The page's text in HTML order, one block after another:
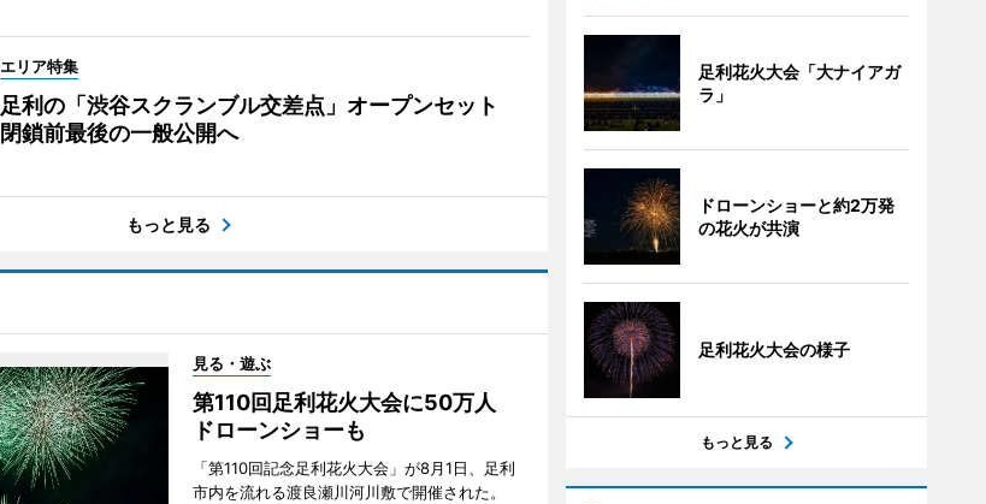
エリア特集
足利の「渋谷スクランブル交差点」オープンセット
閉鎖前最後の一般公開へ
もっと見る
見る・遊ぶ
第110回足利花火大会に50万人
ドローンショーも
「第110回記念足利花火大会」が8月1日、足利
市内を流れる渡良瀬川河川敷で開催された。
足利花火大会「大ナイアガ
ラ」
ドローンショーと約2万発
の花火が共演
足利花火大会の様子
もっと見る